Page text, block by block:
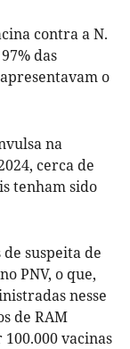
contra a N.
das
o
na
cerca de
tenham sido
suspeita de
PNV, o que,
nesse
de RAM
vacinas